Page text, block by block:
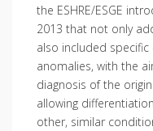
the ESHRE/ESGE
2013 that not only
also included specific
anomalies, with the
diagnosis of the
allowing
other, similar